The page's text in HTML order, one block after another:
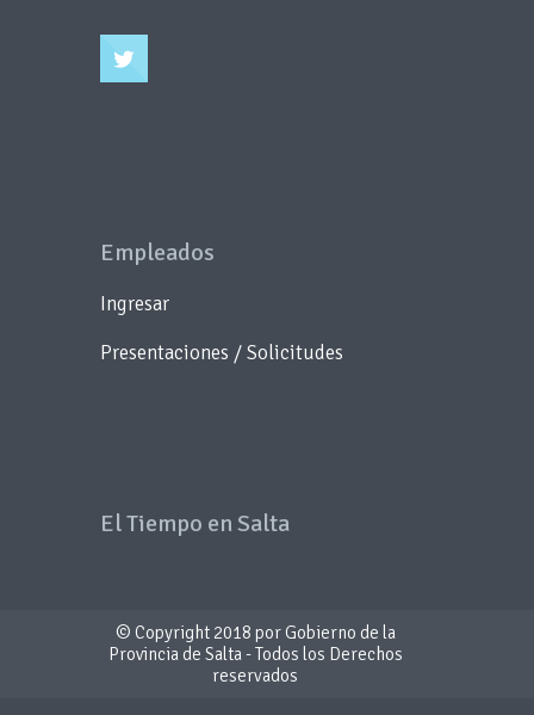
Empleados
Ingresar
Presentaciones / Solicitudes
El Tiempo en Salta
© Copyright 2018 por Gobierno de la
Provincia de Salta - Todos los Derechos
reservados